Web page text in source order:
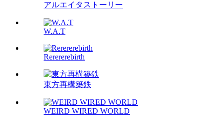
アルエイタストーリー
W.A.T
Rerererebirth
東方再構築鉄
WEIRD WIRED WORLD